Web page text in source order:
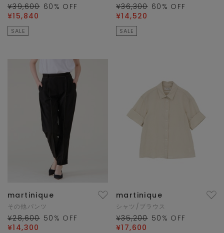
¥39,600 60 % OFF
¥15,840
SALE
¥36,300 60 % OFF
¥14,520
SALE
martinique
その他パンツ
¥28,600 50 % OFF
¥14,300
martinique
シャツ/ブラウス
¥35,200 50 % OFF
¥17,600